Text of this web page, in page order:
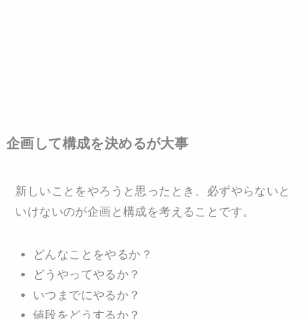
企画して構成を決めるが大事
新しいことをやろうと思ったとき、必ずやらないと
いけないのが企画と構成を考えることです。
どんなことをやるか？
どうやってやるか？
いつまでにやるか？
値段をどうするか？